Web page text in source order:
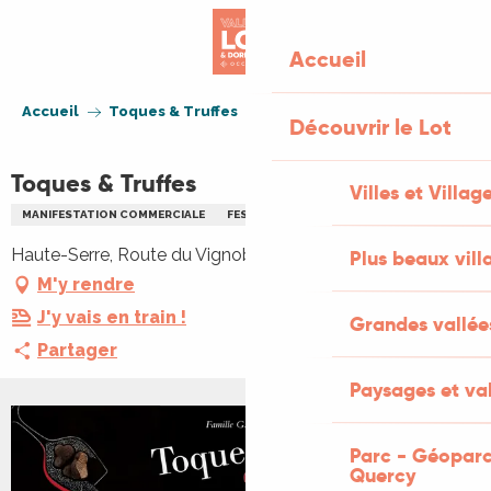
Accueil
Découvrir le Lot
Villes et
Plus beaux
Grandes
Paysages et
Parc -
Quercy
Accueil Toques & Truffes
Toques & Truffes
MANIFESTATION COMMERCIALE FESTIVAL
Haute-Serre, Route du Vignoble, 46230 Cieurac
M'y rendre
J'y vais en train !
Partager